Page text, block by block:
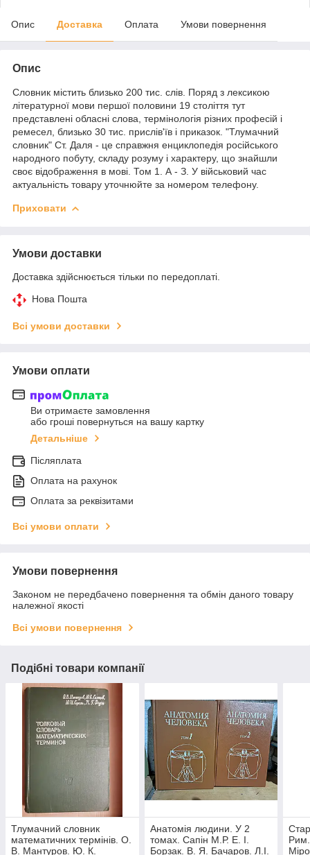
Опис Доставка Оплата Умови повернення
Опис
Словник містить близько 200 тис. слів. Поряд з лексикою
літературної мови першої половини 19 століття тут
представлені обласні слова, термінологія різних професій і
ремесел, близько 30 тис. прислів'їв і приказок. "Тлумачний
словник" Ст. Даля - це справжня енциклопедія російського
народного побуту, складу розуму і характеру, що знайшли
своє відображення в мові. Том 1. А - З. У військовий час
актуальність товару уточнюйте за номером телефону.
Приховати
Умови доставки
Доставка здійснюється тільки по передоплаті.
Нова Пошта
Всі умови доставки
Умови оплати
Ви отримаєте замовлення
або гроші повернуться на вашу картку
Детальніше
Післяплата
Оплата на рахунок
Оплата за реквізитами
Всі умови оплати
Умови повернення
Законом не передбачено повернення та обмін даного товару
належної якості
Всі умови повернення
Подібні товари компанії
Тлумачний словник
математичних термінів. О.
В. Мантуров. Ю. К.
Анатомія людини. У 2
томах. Сапін М.Р. Е. І.
Борзак. В. Я. Бачаров. Л.І.